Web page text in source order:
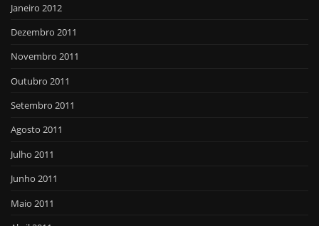
Janeiro 2012
Dezembro 2011
Novembro 2011
Outubro 2011
Setembro 2011
Agosto 2011
Julho 2011
Junho 2011
Maio 2011